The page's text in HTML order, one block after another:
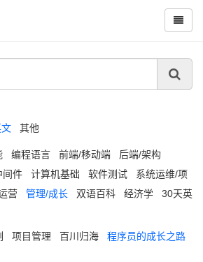
其他
编程语言 前端/移动端
后端/架构
间件 计算机基础 软件测试
系统运维/项
营 管理/成长 双语百科 经济学
30天英
项目管理 百川归海 程序员的成长之路